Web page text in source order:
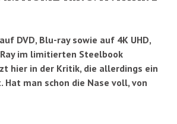
DVD, Blu-ray sowie auf 4K UHD,
im limitierten Steelbook
hier in der Kritik, die allerdings ein
man schon die Nase voll, von